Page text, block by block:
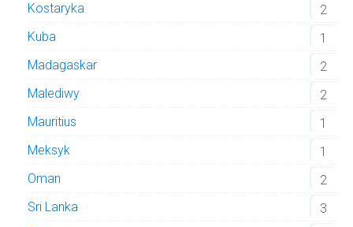
Kostaryka
2
Kuba
1
Madagaskar
2
Malediwy
2
Mauritius
1
Meksyk
1
Oman
2
Sri Lanka
3